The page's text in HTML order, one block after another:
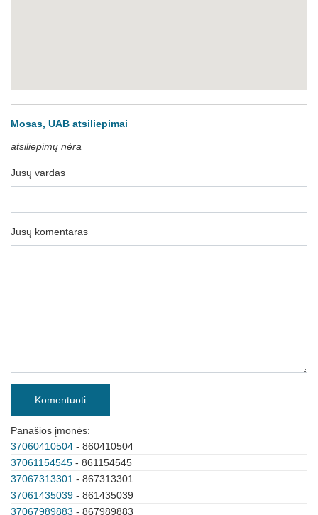
Mosas, UAB atsiliepimai
atsiliepimų nėra
Jūsų vardas
Jūsų komentaras
Komentuoti
Panašios įmonės:
37060410504 - 860410504
37061154545 - 861154545
37067313301 - 867313301
37061435039 - 861435039
37067989883 - 867989883